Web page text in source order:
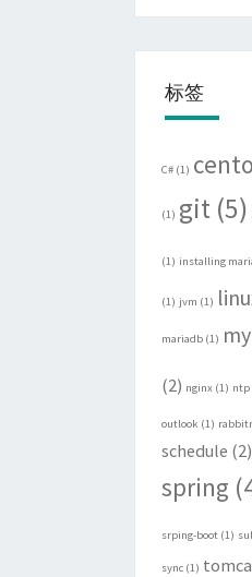
标签
C#(1)
(1) git(5)
(1) installing
(1) jvm (1)
mariadb(1)
(2) nginx(1) ntp
outlook (1)
schedule (2)
spring
srping-boot(1)
sync(1)